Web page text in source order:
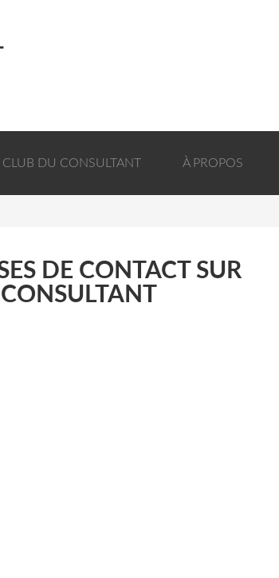
CLUB DU CONSULTANT À PROPOS
DE CONTACT SUR